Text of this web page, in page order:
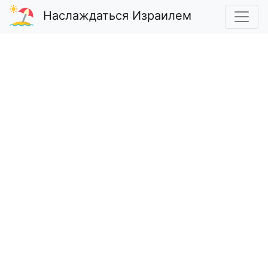
Наслаждаться Израилем